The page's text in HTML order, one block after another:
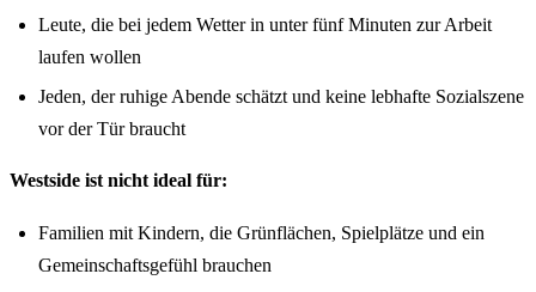
Leute, die bei jedem Wetter in unter fünf Minuten zur Arbeit
laufen wollen
Jeden, der ruhige Abende schätzt und keine lebhafte Sozialszene
vor der Tür braucht
Westside ist nicht ideal für:
Familien mit Kindern, die Grünflächen, Spielplätze und ein
Gemeinschaftsgefühl brauchen